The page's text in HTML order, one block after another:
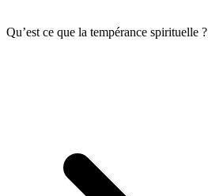
Qu’est ce que la tempérance spirituelle ?